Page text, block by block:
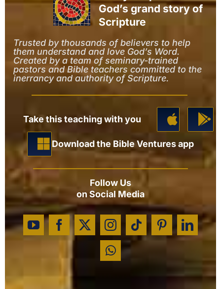
God’s grand story of
Scripture
Trusted by thousands of believers to help
them understand and love God’s Word.
Created by a team of seminary-trained
pastors and Bible teachers committed to the
inerrancy and authority of Scripture.
Take this teaching with you
Download the Bible Ventures app
Follow Us
on Social Media